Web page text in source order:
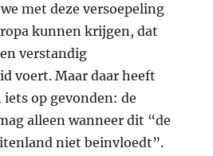
met deze versoepeling
kunnen krijgen, dat
verstandig
voert. Maar daar heeft
op gevonden: de
alleen wanneer dit “de
niet beinvloedt”.